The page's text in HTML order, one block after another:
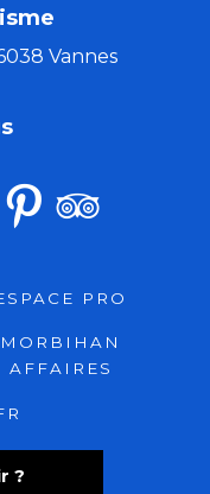
Pauline
Vannes
?
PRO
MORBIHAN
AFFAIRES